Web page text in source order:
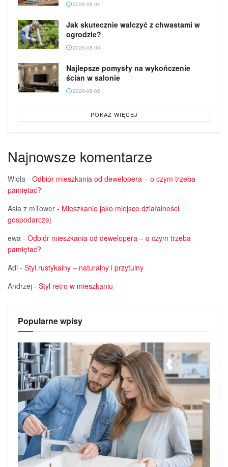
2026-08-04
Jak skutecznie walczyć z chwastami w
ogrodzie?
2026-08-03
Najlepsze pomysły na wykończenie
ścian w salonie
2026-08-02
POKAŻ WIĘCEJ
Najnowsze komentarze
Wiola - Odbiór mieszkania od dewelopera – o czym trzeba
pamiętać?
Asia z mTower - Mieszkanie jako miejsce działalności
gospodarczej
ewa - Odbiór mieszkania od dewelopera – o czym trzeba
pamiętać?
Adi - Styl rustykalny – naturalny i przytulny
Andrzej - Styl retro w mieszkaniu
Popularne wpisy